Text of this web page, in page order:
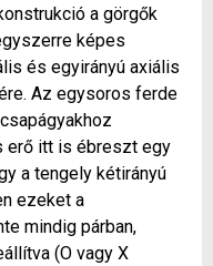
a görgők
képes
és egyirányú axiális
Az egysoros ferde
erő itt is ébreszt egy
a tengely kétirányú
ezeket a
mindig párban,
(O vagy X